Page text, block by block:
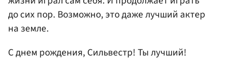
до сих пор. Возможно, это даже лучший актер
на земле.
С днем рождения, Сильвестр! Ты лучший!